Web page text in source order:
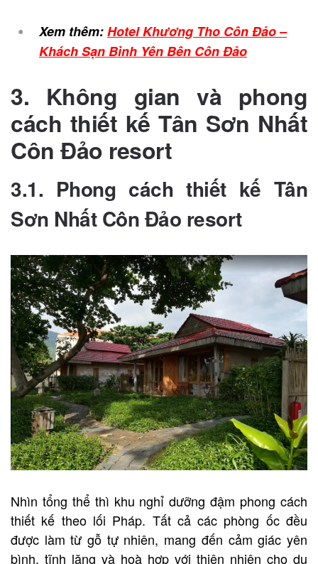
Xem thêm:Hotel Khương Tho Côn Đảo –
Khách Sạn Bình Yên Bên Côn Đảo
3. Không gian và phong
cách thiết kế Tân Sơn Nhất
Côn Đảo resort
3.1. Phong cách thiết kế Tân
Sơn Nhất Côn Đảo resort
Nhìn tổng thể thì khu nghỉ dưỡng đậm phong cách
thiết kế theo lối Pháp. Tất cả các phòng ốc đều
được làm từ gỗ tự nhiên, mang đến cảm giác yên
bình, tĩnh lặng và hoà hợp với thiên nhiên cho du